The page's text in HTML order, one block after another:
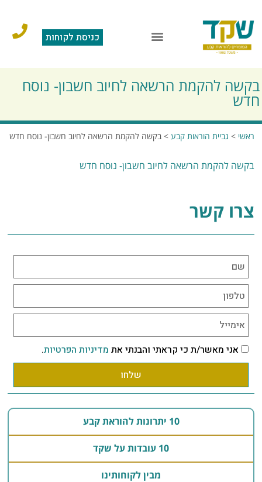
כניסת לקוחות
בקשה להקמת הרשאה לחיוב חשבון- נוסח
חדש
ראשי > גביית הוראות קבע >בקשה להקמת הרשאה לחיוב חשבון- נוסח חדש
בקשה להקמת הרשאה לחיוב חשבון- נוסח חדש
צרו קשר
אני מאשר/ת כי קראתי והבנתי את מדיניות הפרטיות.
שלחו
10 יתרונות להוראת קבע
10 עובדות על שקד
מבין לקוחותינו